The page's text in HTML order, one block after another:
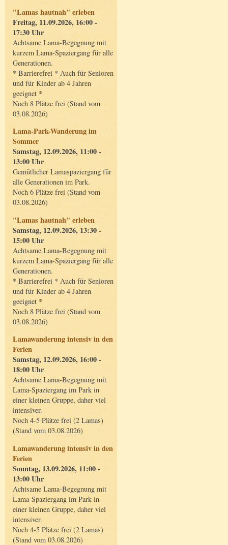
"Lamas hautnah" erleben
Freitag, 11.09.2026, 16:00 -
17:30 Uhr
Achtsame Lama-Begegnung mit
kurzem Lama-Spaziergang für alle
Generationen.
* Barrierefrei * Auch für Senioren
und für Kinder ab 4 Jahren
geeignet *
Noch 8 Plätze frei (Stand vom
03.08.2026)
Lama-Park-Wanderung im
Sommer
Samstag, 12.09.2026, 11:00 -
13:00 Uhr
Gemütlicher Lamaspaziergang für
alle Generationen im Park.
Noch 6 Plätze frei (Stand vom
03.08.2026)
"Lamas hautnah" erleben
Samstag, 12.09.2026, 13:30 -
15:00 Uhr
Achtsame Lama-Begegnung mit
kurzem Lama-Spaziergang für alle
Generationen.
* Barrierefrei * Auch für Senioren
und für Kinder ab 4 Jahren
geeignet *
Noch 8 Plätze frei (Stand vom
03.08.2026)
Lamawanderung intensiv in den
Ferien
Samstag, 12.09.2026, 16:00 -
18:00 Uhr
Achtsame Lama-Begegnung mit
Lama-Spaziergang im Park in
einer kleinen Gruppe, daher viel
intensiver.
Noch 4-5 Plätze frei (2 Lamas)
(Stand vom 03.08.2026)
Lamawanderung intensiv in den
Ferien
Sonntag, 13.09.2026, 11:00 -
13:00 Uhr
Achtsame Lama-Begegnung mit
Lama-Spaziergang im Park in
einer kleinen Gruppe, daher viel
intensiver.
Noch 4-5 Plätze frei (2 Lamas)
(Stand vom 03.08.2026)